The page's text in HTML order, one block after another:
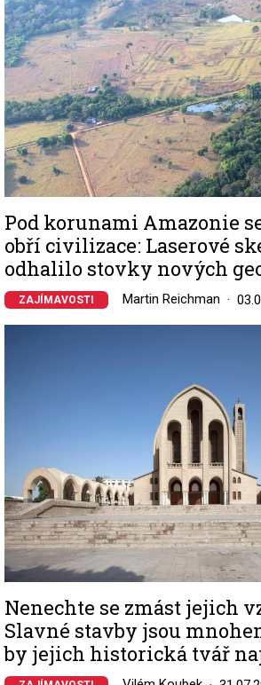
Pod korunami Amazonie
obří civilizace: Laserové
odhalilo stovky nových
ZAJÍMAVOSTI Martin Reichman
Nenechte se zmást jejich
Slavné stavby jsou
by jejich historická tvář